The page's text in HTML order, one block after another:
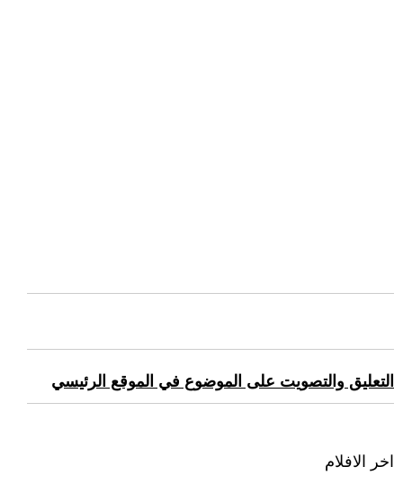
التعليق والتصويت على الموضوع في الموقع الرئيسي
اخر الافلام